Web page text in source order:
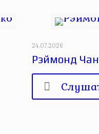
24.07.2026
Рэймонд